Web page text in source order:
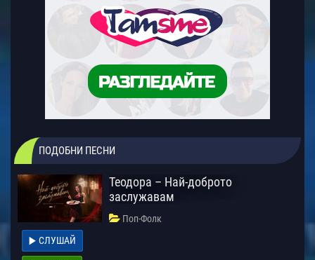
ПОДОБНИ ПЕСНИ
Теодора – Най-доброто
заслужавам
Поп-Фолк
СЛУШАЙ